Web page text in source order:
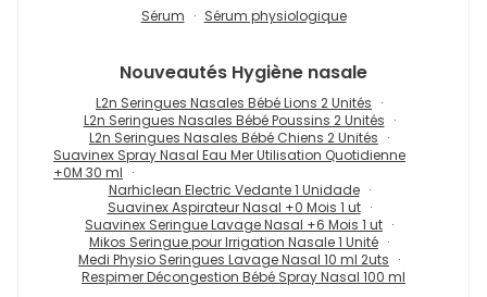
Sérum Sérum physiologique
Nouveautés Hygiène nasale
L2n Seringues Nasales Bébé Lions 2 Unités
L2n Seringues Nasales Bébé Poussins 2 Unités
L2n Seringues Nasales Bébé Chiens 2 Unités
Suavinex Spray Nasal Eau Mer Utilisation Quotidienne
+0M 30 ml
Narhiclean Electric Vedante 1 Unidade
Suavinex Aspirateur Nasal +0 Mois 1 ut
Suavinex Seringue Lavage Nasal +6 Mois 1 ut
Mikos Seringue pour Irrigation Nasale 1 Unité
Medi Physio Seringues Lavage Nasal 10 ml 2uts
Respimer Décongestion Bébé Spray Nasal 100 ml